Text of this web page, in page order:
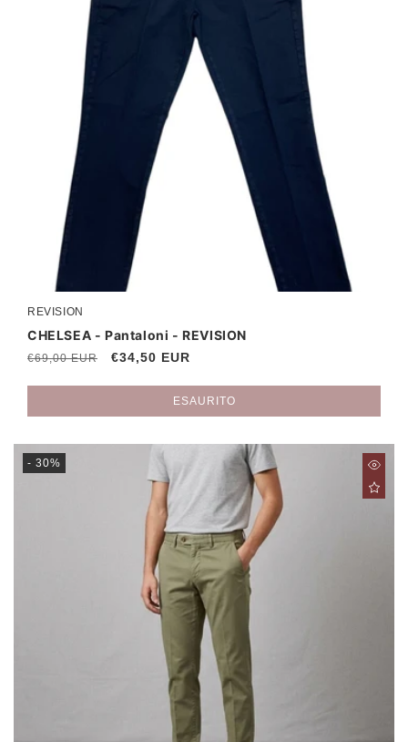
Produttore:
REVISION
CHELSEA - Pantaloni - REVISION
Prezzo
€69,00 EUR
Prezzo
€34,50 EUR
ESAURITO
- 30%